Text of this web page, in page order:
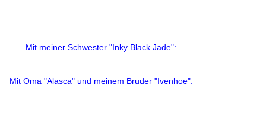
Mit meiner Schwester "Inky Black Jade":
Mit Oma "Alasca" und meinem Bruder "Ivenhoe":